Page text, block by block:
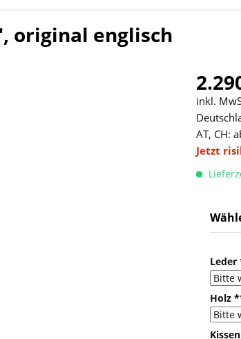
original englisch
inkl.
AT, CH:
Jetzt
Holz